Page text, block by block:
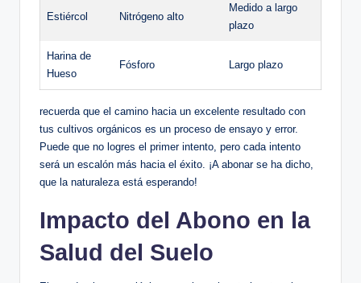
Estiércol Nitrógeno alto
Medido a largo
plazo
Harina de
Hueso
Fósforo Largo plazo
recuerda que el camino hacia un excelente resultado con
tus cultivos orgánicos es un proceso de ensayo y error.
Puede que no logres el primer intento, pero cada intento
será un escalón más hacia el éxito. ¡A abonar se ha dicho,
que la naturaleza está esperando!
Impacto del Abono en la
Salud del Suelo